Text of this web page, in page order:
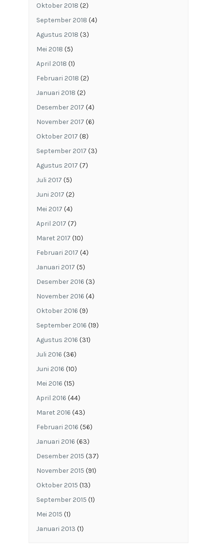
Oktober 2018 (2)
September 2018 (4)
Agustus 2018 (3)
Mei 2018 (5)
April 2018 (1)
Februari 2018 (2)
Januari 2018 (2)
Desember 2017 (4)
November 2017 (6)
Oktober 2017 (8)
September 2017 (3)
Agustus 2017 (7)
Juli 2017 (5)
Juni 2017 (2)
Mei 2017 (4)
April 2017 (7)
Maret 2017 (10)
Februari 2017 (4)
Januari 2017 (5)
Desember 2016 (3)
November 2016 (4)
Oktober 2016 (9)
September 2016 (19)
Agustus 2016 (31)
Juli 2016 (36)
Juni 2016 (10)
Mei 2016 (15)
April 2016 (44)
Maret 2016 (43)
Februari 2016 (56)
Januari 2016 (63)
Desember 2015 (37)
November 2015 (91)
Oktober 2015 (13)
September 2015 (1)
Mei 2015 (1)
Januari 2013 (1)